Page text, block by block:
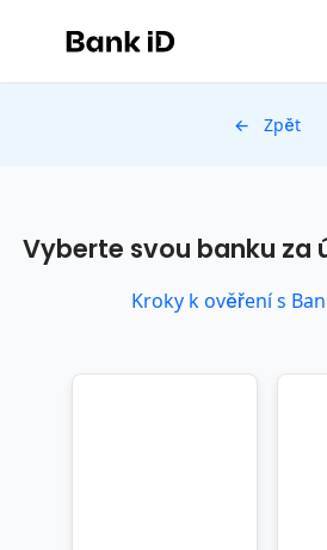
← Zpět
Vyberte svou banku za
Kroky k ověření s